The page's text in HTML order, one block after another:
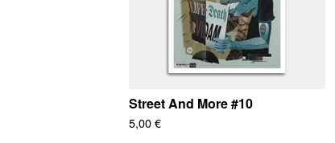
Street And More #10
5,00€